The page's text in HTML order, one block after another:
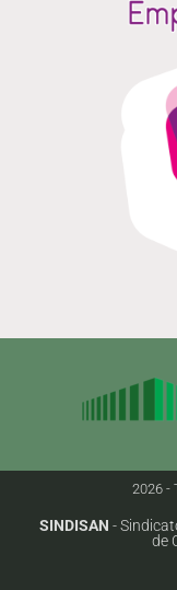
2026 -
SINDISAN -
de